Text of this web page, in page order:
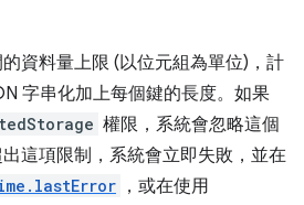
資料量上限 (以位元組為單位)，計
字串化加上每個鍵的長度。如果
權限，系統會忽略這個
這項限制，系統會立即失敗，並在
，或在使用